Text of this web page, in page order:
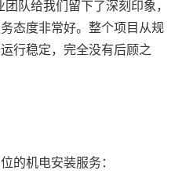
队给我们留下了深刻印象，
态度非常好。整个项目从规
行稳定，完全没有后顾之
的机电安装服务：